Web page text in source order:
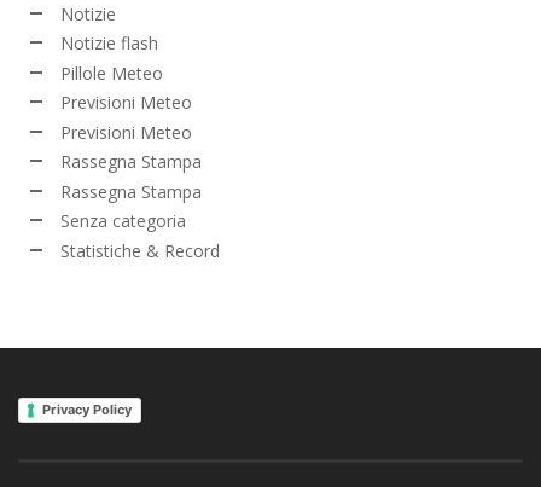
Notizie
Notizie flash
Pillole Meteo
Previsioni Meteo
Previsioni Meteo
Rassegna Stampa
Rassegna Stampa
Senza categoria
Statistiche & Record
Privacy Policy